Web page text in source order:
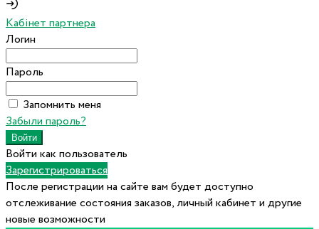
Кабінет партнера
Логин
Пароль
Запомнить меня
Забыли пароль?
Войти как пользователь
Зарегистрироваться
После регистрации на сайте вам будет доступно
отслеживание состояния заказов, личный кабинет и другие
новые возможности